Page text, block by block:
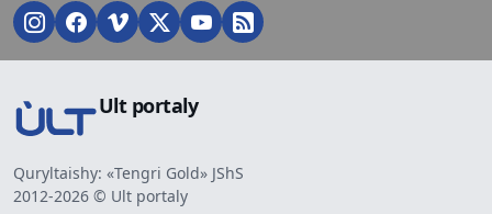
Ult portaly
Quryltaishy: «Tengri Gold» JShS
2012-2026 © Ult portaly